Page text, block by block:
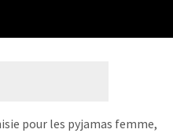
pour les pyjamas femme,